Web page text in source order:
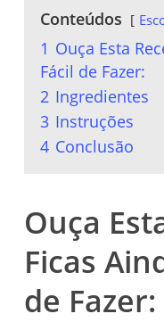
Conteúdos
1 Ouça Esta
Fácil de Fazer:
2 Ingredientes
3 Instruções
4 Conclusão
Ouça
Ficas
de Fazer: